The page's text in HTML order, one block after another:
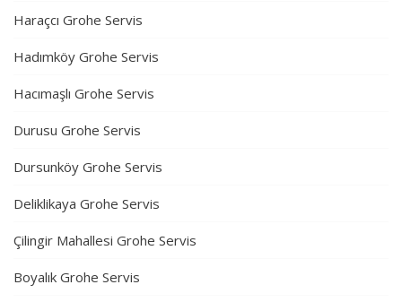
Haraçcı Grohe Servis
Hadımköy Grohe Servis
Hacımaşlı Grohe Servis
Durusu Grohe Servis
Dursunköy Grohe Servis
Deliklikaya Grohe Servis
Çilingir Mahallesi Grohe Servis
Boyalık Grohe Servis